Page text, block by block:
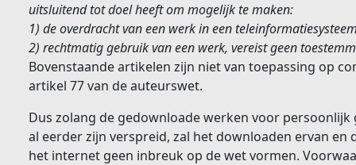
uitsluitend tot doel heeft om mogelijk te maken:
1) de overdracht van een werk in een
2) rechtmatig gebruik van een werk, vereist geen
Bovenstaande artikelen zijn niet van toepassing op
artikel 77 van de auteurswet.
Dus zolang de gedownloade werken voor
al eerder zijn verspreid, zal het downloaden ervan en
het internet geen inbreuk op de wet vormen.